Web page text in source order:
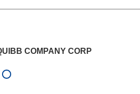
COMPANY CORP